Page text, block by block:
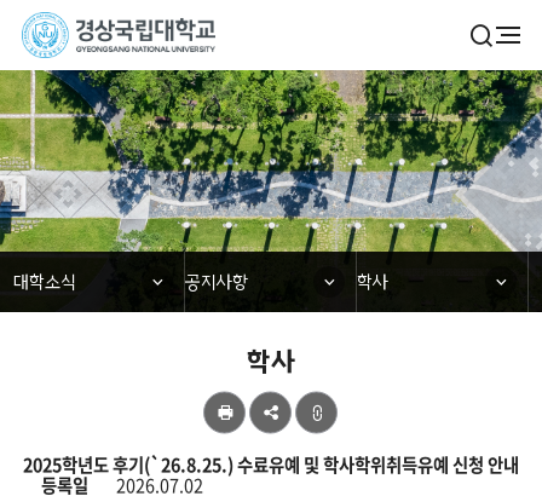
경
상
국
립
대
학
검
열
기
전
체
메
뉴
대학소식
닫힘
대학소식 닫힘
공지사항 닫힘
학사
학사
공
유
학
2025학년도 후기(`26.8.25.) 수료유예 및 학사학위취득유예 신청 안내
등록일 2026.07.02